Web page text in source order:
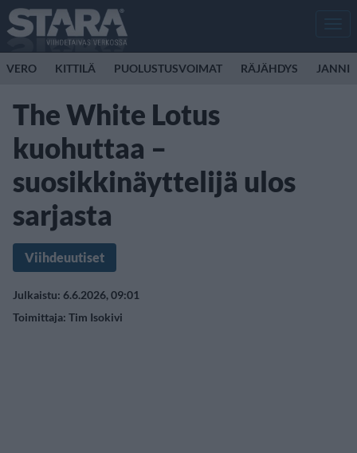
VERO KITTILÄ PUOLUSTUSVOIMAT RÄJÄHDYS JANNI
The White Lotus
kuohuttaa –
suosikkinäyttelijä ulos
sarjasta
Viihdeuutiset
Julkaistu: 6.6.2026, 09:01
Toimittaja: Tim Isokivi